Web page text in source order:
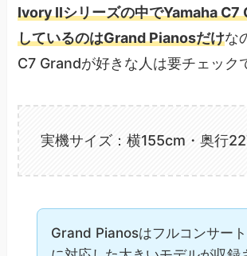
Ivory IIシリーズの中でYamaha C7
しているのはGrand Pianosだけな
C7 Grandが好きな人は要チェック
実機サイズ：横155cm・奥行
Grand Pianosはフルコンサート